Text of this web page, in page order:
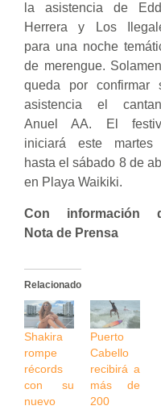
la asistencia de
Herrera y Los
para una noche
de merengue.
queda por confirmar
asistencia el
Anuel AA. El
iniciará este
hasta el sábado 8 de
en Playa Waikiki.
Con información
Nota de Prensa
Relacionado
Shakira
rompe
récords
con su
nuevo
Puerto
Cabello
recibirá a
más de
200